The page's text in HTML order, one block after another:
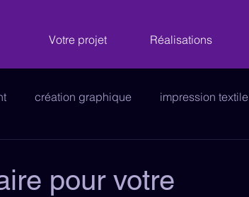
Votre projet Réalisations
création graphique impression textile
pour votre